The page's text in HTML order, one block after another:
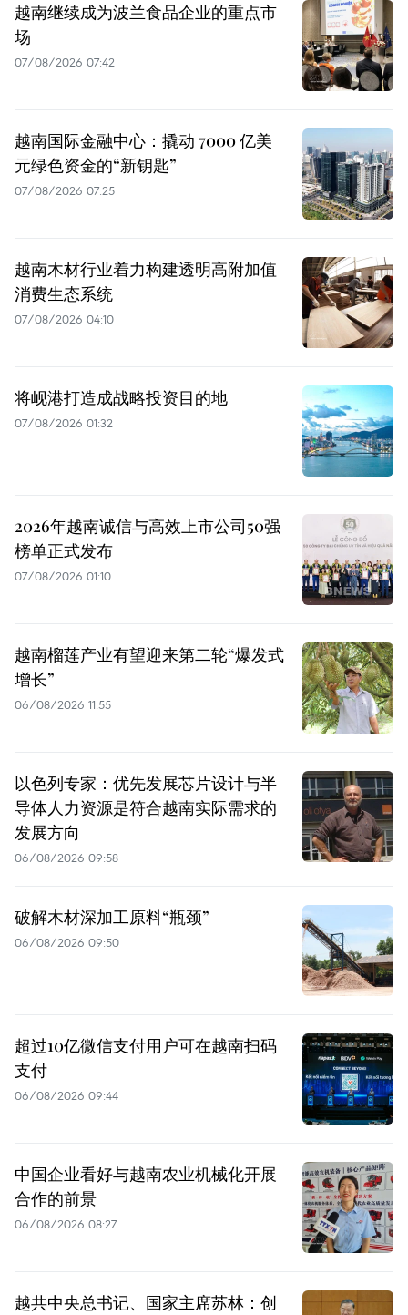
越南继续成为波兰食品企业的重点市
场
07/08/2026 07:42
越南国际金融中心：撬动 7000 亿美
元绿色资金的“新钥匙”
07/08/2026 07:25
越南木材行业着力构建透明高附加值
消费生态系统
07/08/2026 04:10
将岘港打造成战略投资目的地
07/08/2026 01:32
2026年越南诚信与高效上市公司50强
榜单正式发布
07/08/2026 01:10
越南榴莲产业有望迎来第二轮“爆发式
增长”
06/08/2026 11:55
以色列专家：优先发展芯片设计与半
导体人力资源是符合越南实际需求的
发展方向
06/08/2026 09:58
破解木材深加工原料“瓶颈”
06/08/2026 09:50
超过10亿微信支付用户可在越南扫码
支付
06/08/2026 09:44
中国企业看好与越南农业机械化开展
合作的前景
06/08/2026 08:27
越共中央总书记、国家主席苏林：创